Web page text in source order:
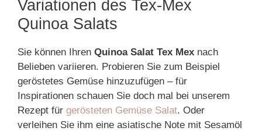
Variationen des Tex-Mex
Quinoa Salats
Sie können Ihren Quinoa Salat Tex Mex nach
Belieben variieren. Probieren Sie zum Beispiel
geröstetes Gemüse hinzuzufügen – für
Inspirationen schauen Sie doch mal bei unserem
Rezept für gerösteten Gemüse Salat. Oder
verleihen Sie ihm eine asiatische Note mit Sesamöl